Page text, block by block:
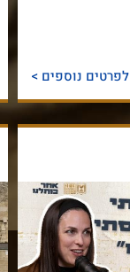
לפרטים נוספים >